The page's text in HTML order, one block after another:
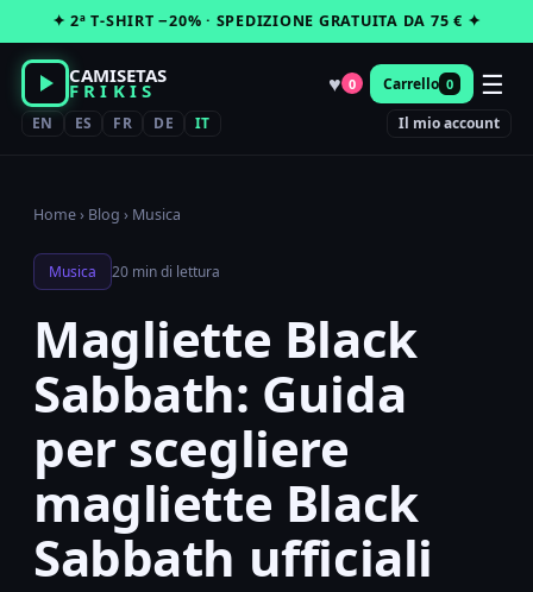
al
contenuto
✦ 2ª T-SHIRT −20% · SPEDIZIONE GRATUITA DA 75 € ✦
CAMISETAS
FRIKIS ♥ 0 Carrello 0 ☰
EN ES FR DE IT Il mio account
Home› Blog › Musica
Musica 20 min di lettura
Magliette Black
Sabbath: Guida
per scegliere
magliette Black
Sabbath ufficiali